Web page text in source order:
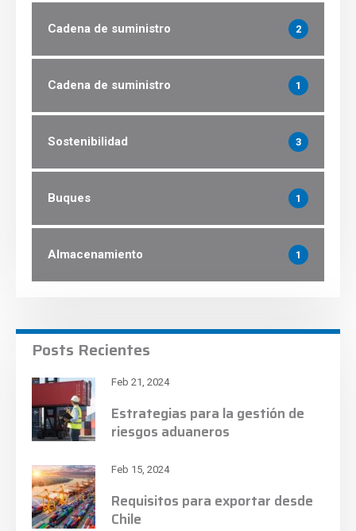
Cadena de suministro 2
Cadena de suministro 1
Sostenibilidad 3
Buques 1
Almacenamiento 1
Posts Recientes
Feb 21, 2024
Estrategias para la gestión de
riesgos aduaneros
Feb 15, 2024
Requisitos para exportar desde
Chile